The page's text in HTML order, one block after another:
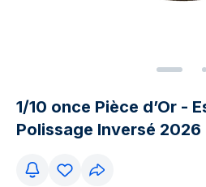
1/10 once Pièce d’Or -
Polissage Inversé 2026